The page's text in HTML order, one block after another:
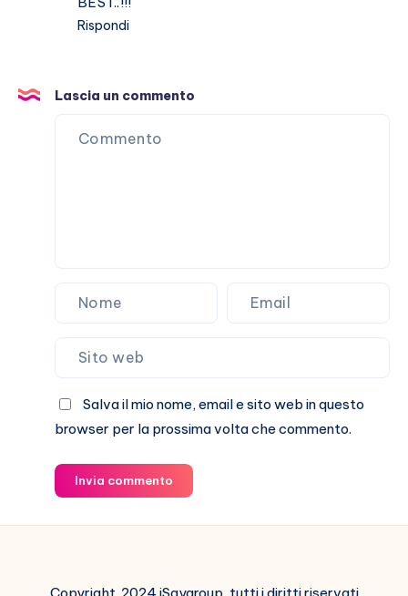
Rispondi
Lascia un commento
Salva il mio nome, email e sito web in questo
browser per la prossima volta che commento.
Invia commento